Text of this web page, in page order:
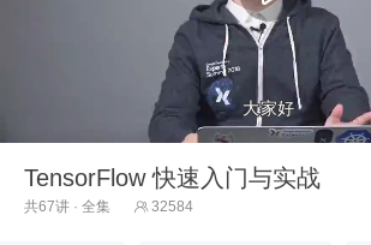
大家好
大家好
TensorFlow 快速入门与实战
共67讲 · 全集  32584